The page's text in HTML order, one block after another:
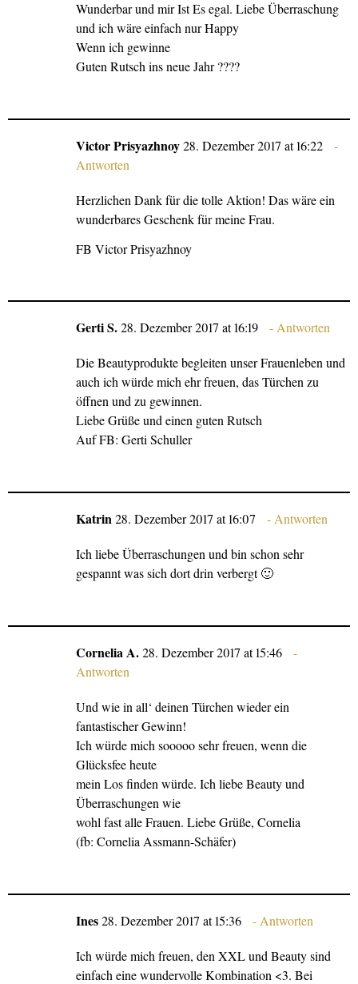
Wunderbar und mir Ist Es egal. Liebe Überraschung
und ich wäre einfach nur Happy
Wenn ich gewinne
Guten Rutsch ins neue Jahr ????
Victor Prisyazhnoy28. Dezember 2017 at 16:22
Antworten
Herzlichen Dank für die tolle Aktion! Das wäre ein
wunderbares Geschenk für meine Frau.
FB Victor Prisyazhnoy
Gerti S.28. Dezember 2017 at 16:19 Antworten
Die Beautyprodukte begleiten unser Frauenleben und
auch ich würde mich ehr freuen, das Türchen zu
öffnen und zu gewinnen.
Liebe Grüße und einen guten Rutsch
Auf FB: Gerti Schuller
Katrin28. Dezember 2017 at 16:07 Antworten
Ich liebe Überraschungen und bin schon sehr
gespannt was sich dort drin verbergt 🙂
Cornelia A.28. Dezember 2017 at 15:46
Antworten
Und wie in all‘ deinen Türchen wieder ein
fantastischer Gewinn!
Ich würde mich sooooo sehr freuen, wenn die
Glücksfee heute
mein Los finden würde. Ich liebe Beauty und
Überraschungen wie
wohl fast alle Frauen. Liebe Grüße, Cornelia
(fb: Cornelia Assmann-Schäfer)
Ines28. Dezember 2017 at 15:36 Antworten
Ich würde mich freuen, den XXL und Beauty sind
einfach eine wundervolle Kombination <3. Bei